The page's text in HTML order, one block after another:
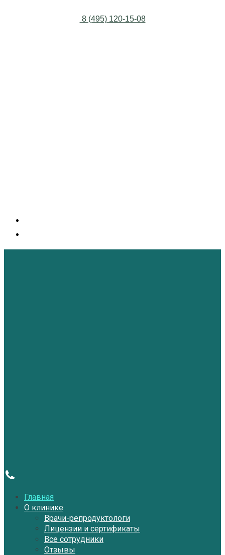
8 (495) 120-15-08
Главная
О клинике
Врачи-репродуктологи
Лицензии и сертификаты
Все сотрудники
Отзывы